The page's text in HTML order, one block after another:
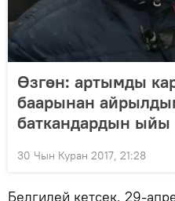
Өзгөн: артымды
баарынан
баткандардын ыйы
30 Чын Куран 2017, 21:28
Белгилей кетсек, 29-